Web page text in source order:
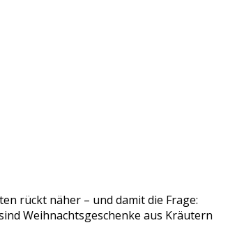
rückt näher – und damit die Frage:
Weihnachtsgeschenke aus Kräutern